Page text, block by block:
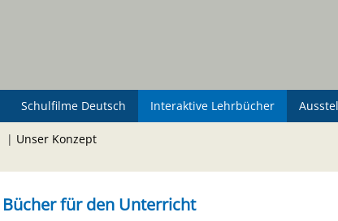
Schulfilme Deutsch Interaktive Lehrbücher
| Unser Konzept
Bücher für den Unterricht